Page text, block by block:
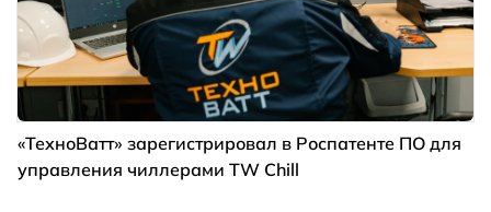
«ТехноВатт» зарегистрировал в Роспатенте ПО для
управления чиллерами TW Chill